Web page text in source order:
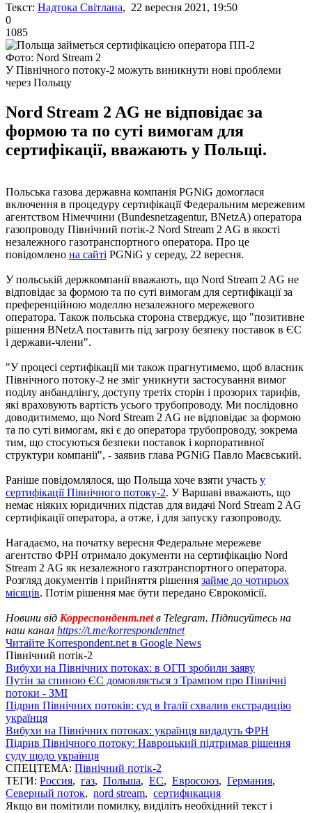
Текст: Надтока Світлана, 22 вересня 2021, 19:50
0
1085
Фото: Nord Stream 2
У Північного потоку-2 можуть виникнути нові проблеми
через Польщу
Nord Stream 2 AG не відповідає за
формою та по суті вимогам для
сертифікації, вважають у Польщі.
Польська газова державна компанія PGNiG домоглася
включення в процедуру сертифікації Федеральним мережевим
агентством Німеччини (Bundesnetzagentur, BNetzA) оператора
газопроводу Північний потік-2 Nord Stream 2 AG в якості
незалежного газотранспортного оператора. Про це
повідомлено на сайті PGNiG у середу, 22 вересня.
У польській держкомпанії вважають, що Nord Stream 2 AG не
відповідає за формою та по суті вимогам для сертифікації за
преференційною моделлю незалежного мережевого
оператора. Також польська сторона стверджує, що "позитивне
рішення BNetzA поставить під загрозу безпеку поставок в ЄС
і держави-члени".
"У процесі сертифікації ми також прагнутимемо, щоб власник
Північного потоку-2 не зміг уникнути застосування вимог
поділу анбандлінгу, доступу третіх сторін і прозорих тарифів,
які враховують вартість усього трубопроводу. Ми послідовно
доводитимемо, що Nord Stream 2 AG не відповідає за формою
та по суті вимогам, які є до оператора трубопроводу, зокрема
тим, що стосуються безпеки поставок і корпоративної
структури компанії", - заявив глава PGNiG Павло Маєвський.
Раніше повідомлялося, що Польща хоче взяти участь у
сертифікації Північного потоку-2. У Варшаві вважають, що
немає ніяких юридичних підстав для видачі Nord Stream 2 AG
сертифікації оператора, а отже, і для запуску газопроводу.
Нагадаємо, на початку вересня Федеральне мережеве
агентство ФРН отримало документи на сертифікацію Nord
Stream 2 AG як незалежного газотранспортного оператора.
Розгляд документів і прийняття рішення займе до чотирьох
місяців. Потім рішення має бути передано Єврокомісії.
Новини від Корреспондент.netв Telegram. Підписуйтесь на
наш канал https://t.me/korrespondentnet
Читайте Korrespondent.net в Google News
Північний потік-2
Вибухи на Північних потоках: в ОГП зробили заяву
Путін за спиною ЄС домовляється з Трампом про Північні
потоки - ЗМІ
Підрив Північних потоків: суд в Італії схвалив екстрадицію
українця
Вибухи на Північних потоках: українця видадуть ФРН
Підрив Північного потоку: Навроцький підтримав рішення
суду щодо українця
СПЕЦТЕМА: Північний потік-2
ТЕГИ: Россия, газ, Польша, ЕС, Евросоюз, Германия,
Северный поток, nord stream, сертификация
Якщо ви помітили помилку, виділіть необхідний текст і